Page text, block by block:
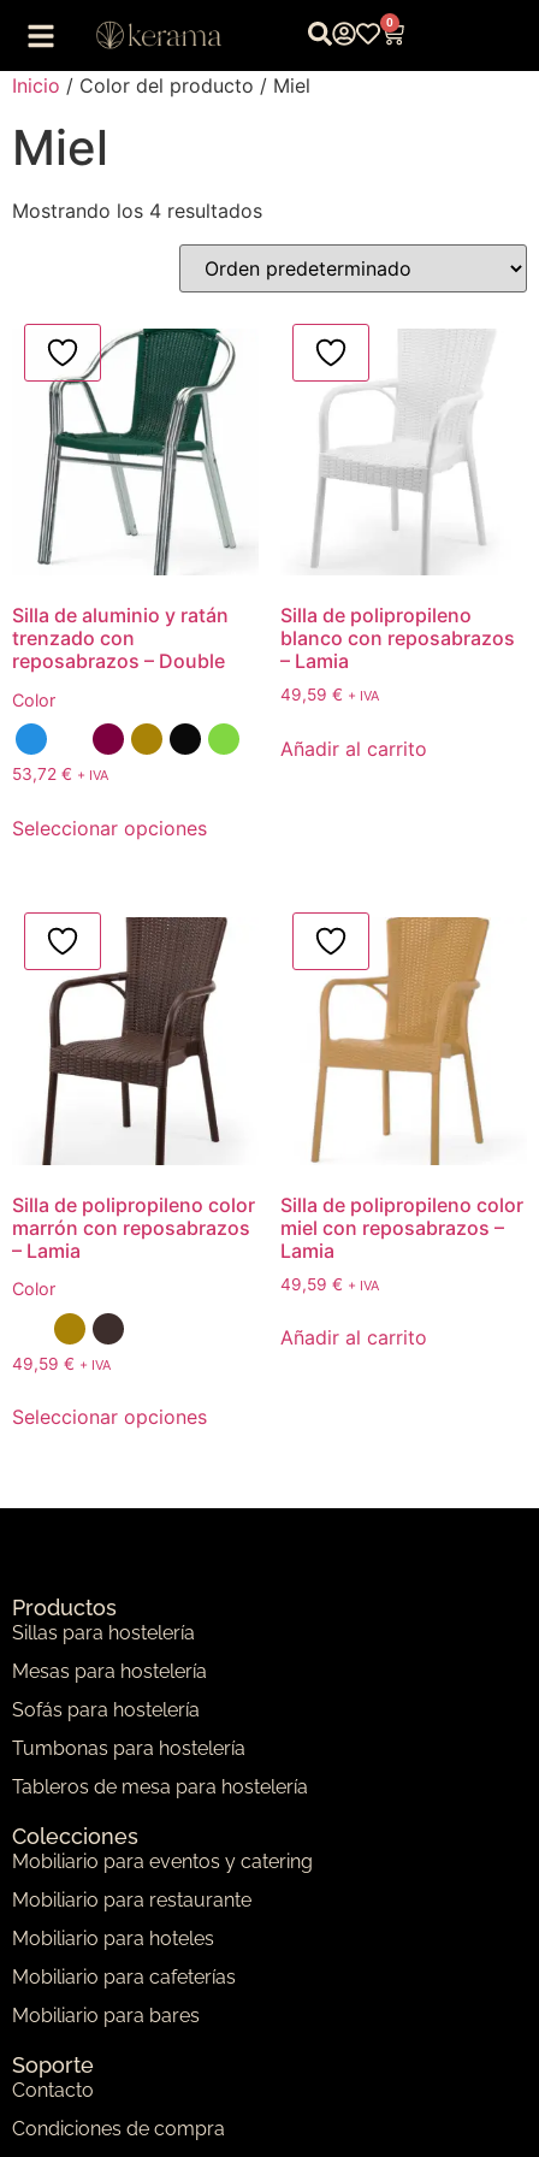
0
Inicio / Color del producto / Miel
Miel
Mostrando los 4 resultados
Silla de aluminio y ratán
trenzado con
reposabrazos – Double
Color
53,72 € + IVA
Seleccionar opciones
Silla de polipropileno
blanco con reposabrazos
– Lamia
49,59 € + IVA
Añadir al carrito
Silla de polipropileno color
marrón con reposabrazos
– Lamia
Color
49,59 € + IVA
Seleccionar opciones
Silla de polipropileno color
miel con reposabrazos –
Lamia
49,59 € + IVA
Añadir al carrito
Productos
Sillas para hostelería
Mesas para hostelería
Sofás para hostelería
Tumbonas para hostelería
Tableros de mesa para hostelería
Colecciones
Mobiliario para eventos y catering
Mobiliario para restaurante
Mobiliario para hoteles
Mobiliario para cafeterías
Mobiliario para bares
Soporte
Contacto
Condiciones de compra